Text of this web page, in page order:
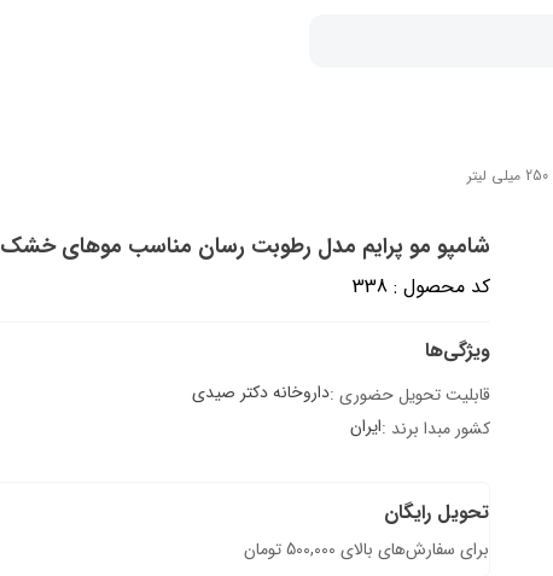
شامپو مو پرایم مدل رطوبت رسان مناسب موهای خشک حجم 250
کد محصول : 338
ویژگی‌ها
قابلیت تحویل حضوری :داروخانه دکتر صیدی
کشور مبدا برند :ایران
تحویل رایگان
برای سفارش‌های بالای 500,000 تومان